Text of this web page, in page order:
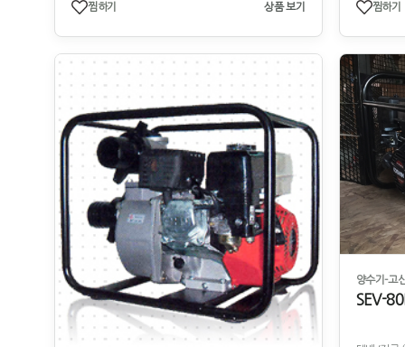
찜하기 상품 보기 찜하기
양수기-고
SEV-